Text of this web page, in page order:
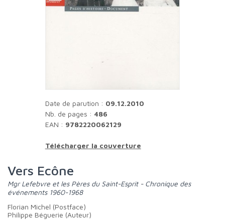
Date de parution : 09.12.2010
Nb. de pages : 486
EAN : 9782220062129
Télécharger la couverture
Vers Ecône
Mgr Lefebvre et les Pères du Saint-Esprit - Chronique des
événements 1960-1968
Florian Michel (Postface)
Philippe Béguerie (Auteur)